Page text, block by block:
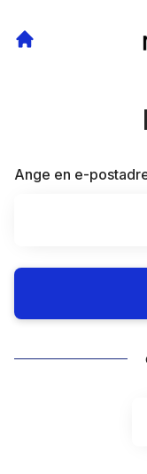
Ange en e-